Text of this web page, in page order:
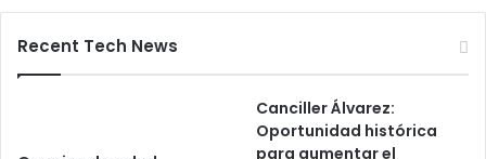
Recent Tech News
Canciller Álvarez:
Oportunidad histórica
para aumentar el